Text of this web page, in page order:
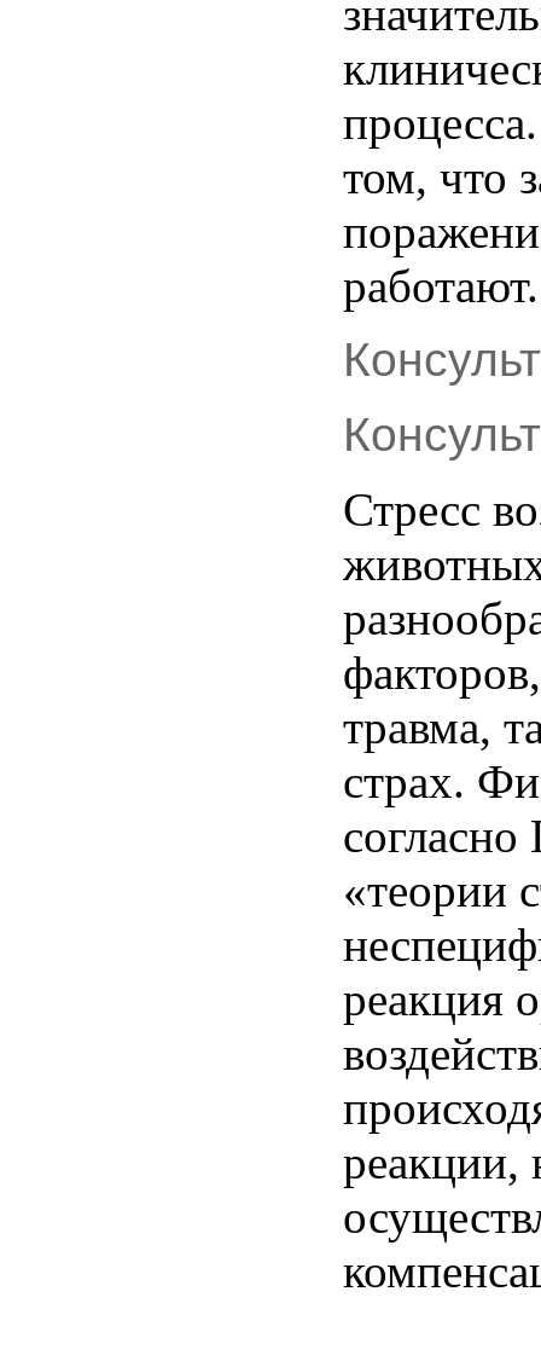
процесса
том, что
работают.
Стресс
факторов
травма,
страх.
согласно
«теории
реакция
реакции,